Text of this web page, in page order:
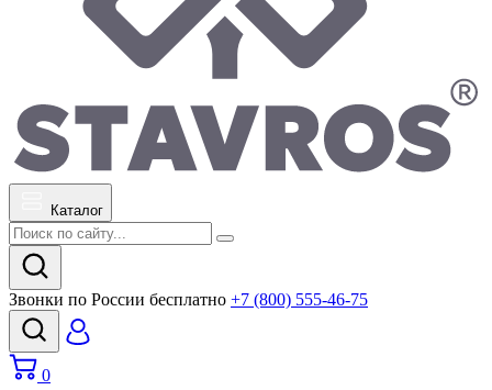
Каталог
Звонки по России бесплатно +7 (800) 555-46-75
0